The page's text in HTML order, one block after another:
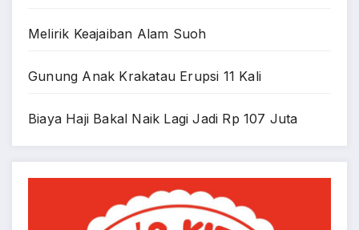
Melirik Keajaiban Alam Suoh
Gunung Anak Krakatau Erupsi 11 Kali
Biaya Haji Bakal Naik Lagi Jadi Rp 107 Juta